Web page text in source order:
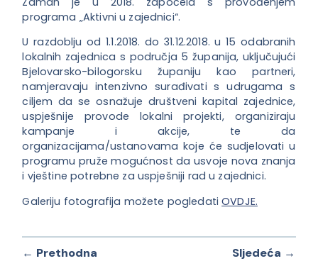
programa „Aktivni u zajednici“.
U razdoblju od 1.1.2018. do 31.12.2018. u 15 odabranih
lokalnih zajednica s područja 5 županija, uključujući
Bjelovarsko-bilogorsku županiju kao partneri,
namjeravaju intenzivno surađivati s udrugama s
ciljem da se osnažuje društveni kapital zajednice,
uspješnije provode lokalni projekti, organiziraju
kampanje i akcije, te da
organizacijama/ustanovama koje će sudjelovati u
programu pruže mogućnost da usvoje nova znanja
i vještine potrebne za uspješniji rad u zajednici.
Galeriju fotografija možete pogledatiOVDJE.
← Prethodna Sljedeća →